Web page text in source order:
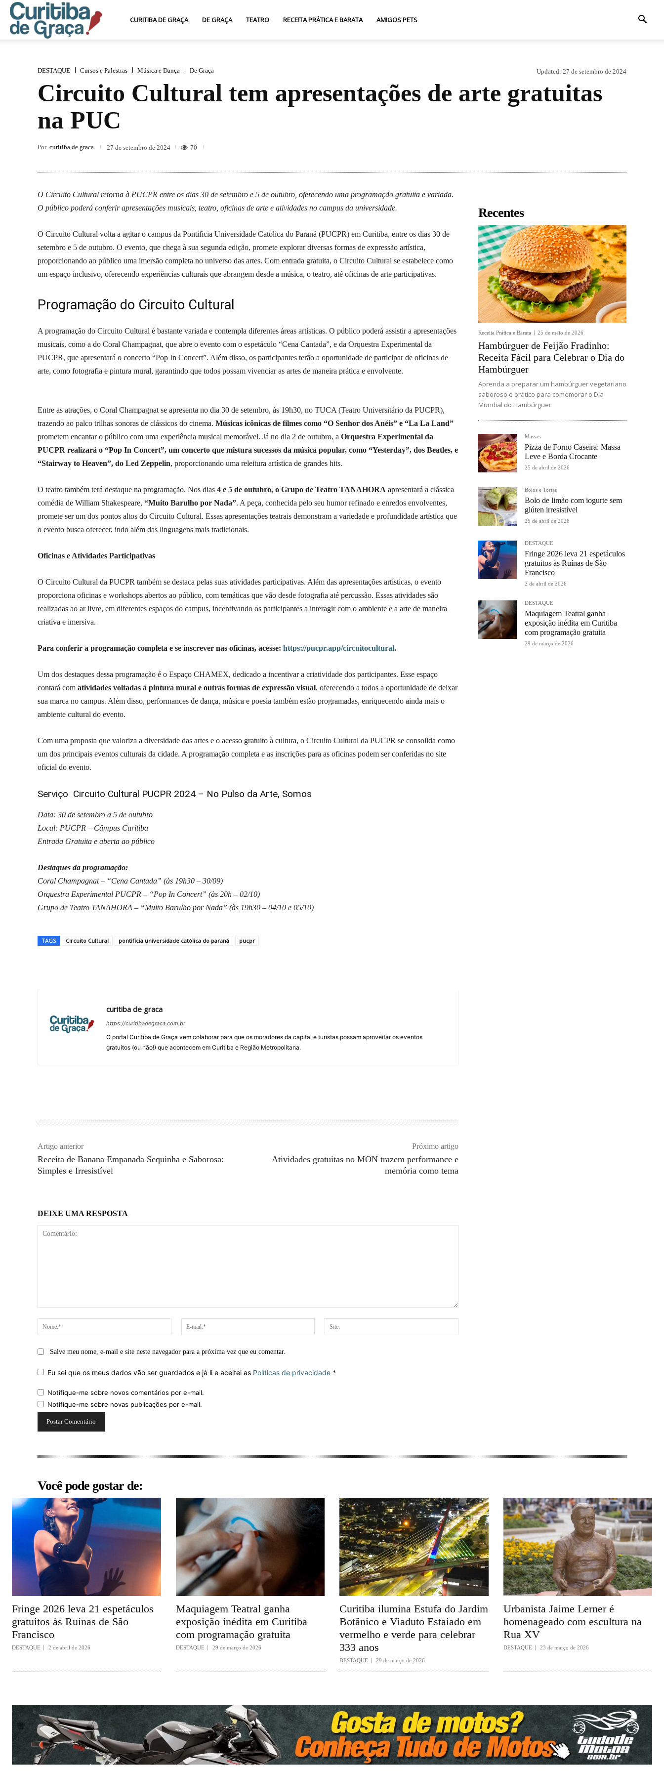
Curitiba
Graça
CURITIBA DE GRAÇA DE GRAÇA TEATRO RECEITA PRÁTICA E BARATA AMIGOS PETS
DESTAQUE Cursos e Palestras Música e Dança De Graça Updated: 27 de setembro de 2024
Circuito Cultural tem apresentações de arte gratuitas
na PUC
Por curitiba de graca 27 de setembro de 2024 70
O Circuito Cultural retorna à PUCPR entre os dias 30 de setembro e 5 de outubro, oferecendo uma programação gratuita e variada.
O público poderá conferir apresentações musicais, teatro, oficinas de arte e atividades no campus da universidade.
O Circuito Cultural volta a agitar o campus da Pontifícia Universidade Católica do Paraná (PUCPR) em Curitiba, entre os dias 30 de
setembro e 5 de outubro. O evento, que chega à sua segunda edição, promete explorar diversas formas de expressão artística,
proporcionando ao público uma imersão completa no universo das artes. Com entrada gratuita, o Circuito Cultural se estabelece como
um espaço inclusivo, oferecendo experiências culturais que abrangem desde a música, o teatro, até oficinas de arte participativas.
Programação do Circuito Cultural
A programação do Circuito Cultural é bastante variada e contempla diferentes áreas artísticas. O público poderá assistir a apresentações
musicais, como a do Coral Champagnat, que abre o evento com o espetáculo “Cena Cantada”, e da Orquestra Experimental da
PUCPR, que apresentará o concerto “Pop In Concert”. Além disso, os participantes terão a oportunidade de participar de oficinas de
arte, como fotografia e pintura mural, garantindo que todos possam vivenciar as artes de maneira prática e envolvente.
Entre as atrações, o Coral Champagnat se apresenta no dia 30 de setembro, às 19h30, no TUCA (Teatro Universitário da PUCPR),
trazendo ao palco trilhas sonoras de clássicos do cinema. Músicas icônicas de filmes como “O Senhor dos Anéis” e “La La Land”
prometem encantar o público com uma experiência musical memorável. Já no dia 2 de outubro, a Orquestra Experimental da
PUCPR realizará o “Pop In Concert”, um concerto que mistura sucessos da música popular, como “Yesterday”, dos Beatles, e
“Stairway to Heaven”, do Led Zeppelin, proporcionando uma releitura artística de grandes hits.
O teatro também terá destaque na programação. Nos dias 4 e 5 de outubro, o Grupo de Teatro TANAHORA apresentará a clássica
comédia de William Shakespeare, “Muito Barulho por Nada”. A peça, conhecida pelo seu humor refinado e enredos envolventes,
promete ser um dos pontos altos do Circuito Cultural. Essas apresentações teatrais demonstram a variedade e profundidade artística que
o evento busca oferecer, indo além das linguagens mais tradicionais.
Oficinas e Atividades Participativas
O Circuito Cultural da PUCPR também se destaca pelas suas atividades participativas. Além das apresentações artísticas, o evento
proporciona oficinas e workshops abertos ao público, com temáticas que vão desde fotografia até percussão. Essas atividades são
realizadas ao ar livre, em diferentes espaços do campus, incentivando os participantes a interagir com o ambiente e a arte de maneira
criativa e imersiva.
Para conferir a programação completa e se inscrever nas oficinas, acesse: https://pucpr.app/circuitocultural.
Um dos destaques dessa programação é o Espaço CHAMEX, dedicado a incentivar a criatividade dos participantes. Esse espaço
contará com atividades voltadas à pintura mural e outras formas de expressão visual, oferecendo a todos a oportunidade de deixar
sua marca no campus. Além disso, performances de dança, música e poesia também estão programadas, enriquecendo ainda mais o
ambiente cultural do evento.
Com uma proposta que valoriza a diversidade das artes e o acesso gratuito à cultura, o Circuito Cultural da PUCPR se consolida como
um dos principais eventos culturais da cidade. A programação completa e as inscrições para as oficinas podem ser conferidas no site
oficial do evento.
Serviço Circuito Cultural PUCPR 2024 – No Pulso da Arte, Somos
Data: 30 de setembro a 5 de outubro
Local: PUCPR – Câmpus Curitiba
Entrada Gratuita e aberta ao público
Destaques da programação:
Coral Champagnat – “Cena Cantada” (às 19h30 – 30/09)
Orquestra Experimental PUCPR – “Pop In Concert” (às 20h – 02/10)
Grupo de Teatro TANAHORA – “Muito Barulho por Nada” (às 19h30 – 04/10 e 05/10)
TAGS Circuito Cultural pontifícia universidade católica do paraná pucpr
curitiba de graca
https://curitibadegraca.com.br
O portal Curitiba de Graça vem colaborar para que os moradores da capital e turistas possam aproveitar os eventos
gratuitos (ou não!) que acontecem em Curitiba e Região Metropolitana.
Artigo anterior
Receita de Banana Empanada Sequinha e Saborosa:
Simples e Irresistível
Próximo artigo
Atividades gratuitas no MON trazem performance e
memória como tema
DEIXE UMA RESPOSTA
Nome:*
mail:*
Salve meu nome, e-mail e site neste navegador para a próxima vez que eu comentar.
Eu sei que os meus dados vão ser guardados e já li e aceitei as Políticas de privacidade *
Notifique-me sobre novos comentários por e-mail.
Notifique-me sobre novas publicações por e-mail.
Recentes
Receita Prática e Barata 25 de maio de 2026
Hambúrguer de Feijão Fradinho:
Receita Fácil para Celebrar o Dia do
Hambúrguer
Aprenda a preparar um hambúrguer vegetariano
saboroso e prático para comemorar o Dia
Mundial do Hambúrguer
Massas
Pizza de Forno Caseira: Massa
Leve e Borda Crocante
25 de abril de 2026
Bolos e Tortas
Bolo de limão com iogurte sem
glúten irresistível
25 de abril de 2026
DESTAQUE
Fringe 2026 leva 21 espetáculos
gratuitos às Ruínas de São
Francisco
2 de abril de 2026
DESTAQUE
Maquiagem Teatral ganha
exposição inédita em Curitiba
com programação gratuita
29 de março de 2026
Você pode gostar de:
Fringe 2026 leva 21 espetáculos
gratuitos às Ruínas de São
Francisco
DESTAQUE 2 de abril de 2026
Maquiagem Teatral ganha
exposição inédita em Curitiba
com programação gratuita
DESTAQUE 29 de março de 2026
Curitiba ilumina Estufa do Jardim
Botânico e Viaduto Estaiado em
vermelho e verde para celebrar
333 anos
DESTAQUE 29 de março de 2026
Urbanista Jaime Lerner é
homenageado com escultura na
Rua XV
DESTAQUE 23 de março de 2026